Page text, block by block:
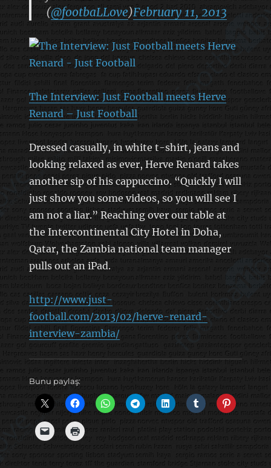
(@footbaLLove)February 11, 2013
The Interview: Just Football meets Herve
Renard – Just Football
Dressed casually, in white t-shirt, jeans and
looking relaxed as ever, Herve Renard takes
another sip of his cappuccino. “Quickly I will
just show you some videos, so you will see I
am not a liar.” Reaching over our table at
the Intercontinental City Hotel in Doha,
Qatar, the Zambia national team manager
pulls out an iPad.
http://www.just-
football.com/2013/02/herve-renard-
interview-zambia/
Bunu paylaş: